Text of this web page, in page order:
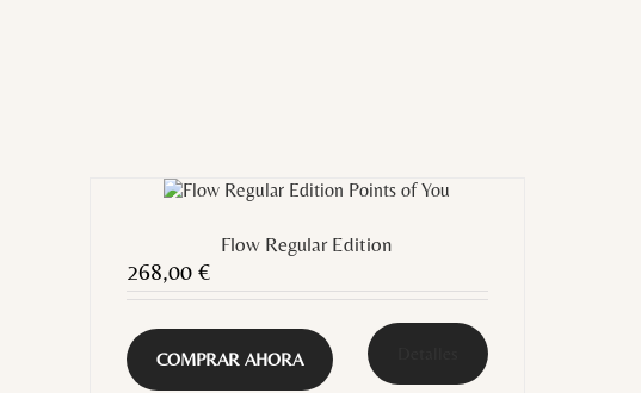
Flow Regular Edition
268,00 €
COMPRAR AHORA